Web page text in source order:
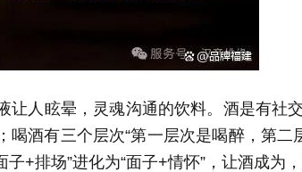
让人眩晕，灵魂沟通的饮料。酒是有社
喝酒有三个层次“第一层次是喝醉，第
+排场”进化为“面子+情怀”，让酒成为